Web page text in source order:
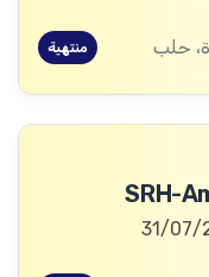
حلب منتهية
SRH-